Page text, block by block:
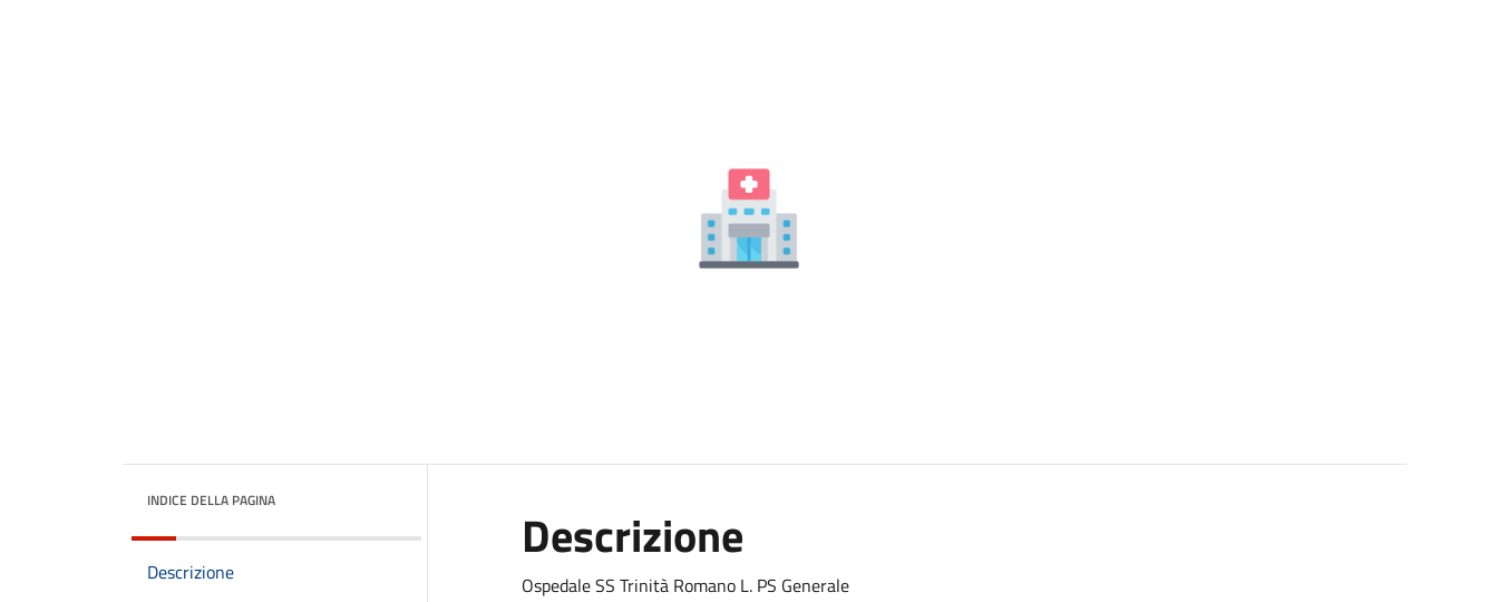
INDICE DELLA PAGINA
Descrizione
Descrizione
Ospedale SS Trinità Romano L. PS Generale